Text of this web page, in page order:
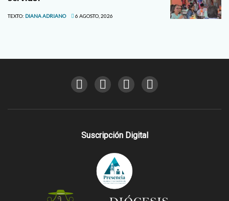
TEXTO: DIANA ADRIANO 6 AGOSTO, 2026
Suscripción Digital